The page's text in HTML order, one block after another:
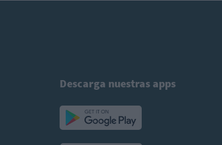
Descarga nuestras apps